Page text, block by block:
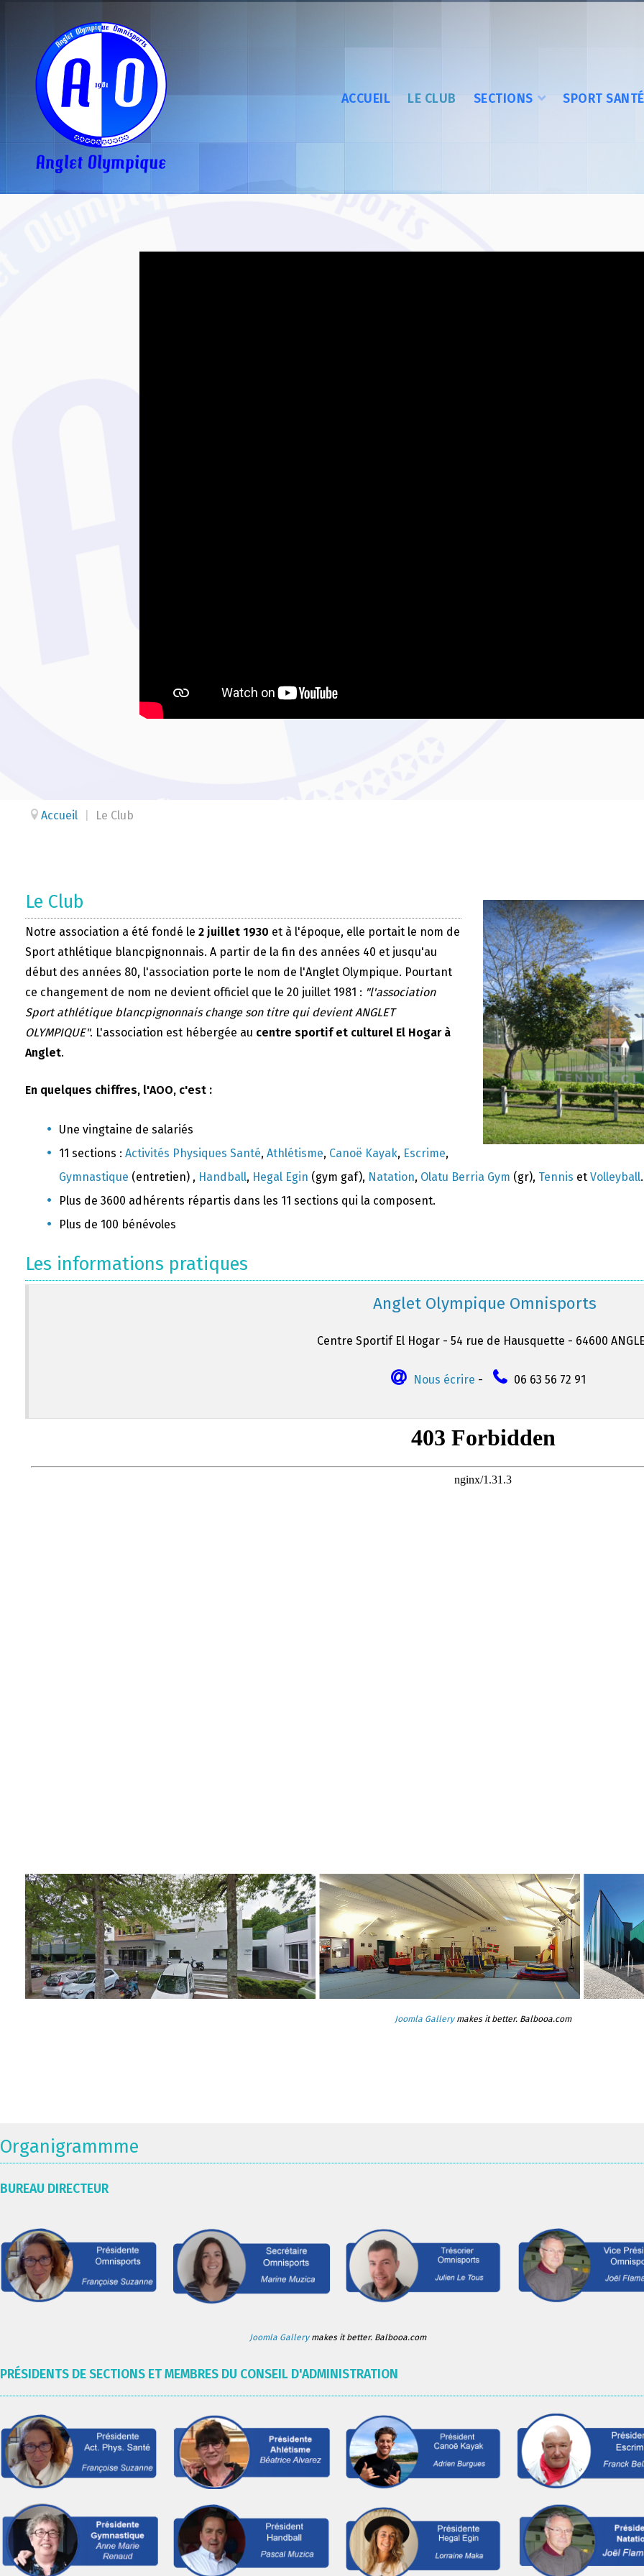
ACCUEIL LE CLUB SECTIONS SPORT SANTÉ
Accueil Le Club
Le Club
Notre association a été fondé le 2 juillet 1930 et à l'époque, elle portait le nom de
Sport athlétique blancpignonnais. A partir de la fin des années 40 et jusqu'au
début des années 80, l'association porte le nom de l'Anglet Olympique. Pourtant
ce changement de nom ne devient officiel que le 20 juillet 1981 : "l'association
Sport athlétique blancpignonnais change son titre qui devient ANGLET
OLYMPIQUE". L'association est hébergée au centre sportif et culturel El Hogar à
Anglet.
En quelques chiffres, l'AOO, c'est :
Une vingtaine de salariés
11 sections : Activités Physiques Santé, Athlétisme, Canoë Kayak, Escrime,
Gymnastique (entretien) , Handball, Hegal Egin (gym gaf), Natation, Olatu Berria Gym (gr), Tennis et Volleyball.
Plus de 3600 adhérents répartis dans les 11 sections qui la composent.
Plus de 100 bénévoles
Les informations pratiques
Anglet Olympique Omnisports
Centre Sportif El Hogar - 54 rue de Hausquette - 64600
Nous écrire - 06 63 56 72 91
Joomla Gallerymakes it better. Balbooa.com
Organigrammme
BUREAU DIRECTEUR
Joomla Gallerymakes it better. Balbooa.com
PRÉSIDENTS DE SECTIONS ET MEMBRES DU CONSEIL D'ADMINISTRATION